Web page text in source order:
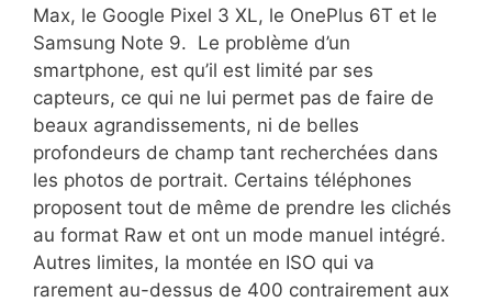
Max, le Google Pixel 3 XL, le OnePlus 6T et le
Samsung Note 9. Le problème d’un
smartphone, est qu’il est limité par ses
capteurs, ce qui ne lui permet pas de faire de
beaux agrandissements, ni de belles
profondeurs de champ tant recherchées dans
les photos de portrait. Certains téléphones
proposent tout de même de prendre les clichés
au format Raw et ont un mode manuel intégré.
Autres limites, la montée en ISO qui va
rarement au-dessus de 400 contrairement aux